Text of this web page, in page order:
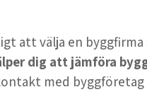
att välja en byggfirma
dig att jämföra
med